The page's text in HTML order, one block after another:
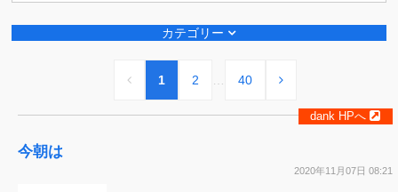
カテゴリー
1 2 40
今朝は
dank HPへ
2020年11月07日 08:21